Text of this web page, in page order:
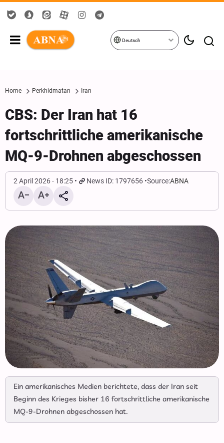
Deutsch
Home Perkhidmatan Iran
CBS: Der Iran hat 16
fortschrittliche amerikanische
MQ-9-Drohnen abgeschossen
2 April 2026 - 18:25 News ID: 1797656 Source:ABNA
Ein amerikanisches Medien berichtete, dass der Iran seit
Beginn des Krieges bisher 16 fortschrittliche amerikanische
MQ-9-Drohnen abgeschossen hat.